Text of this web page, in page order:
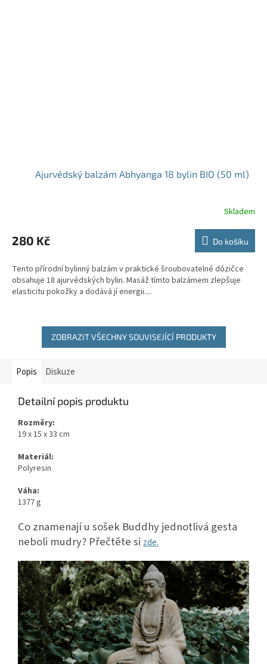
Ajurvédský balzám Abhyanga 18 bylin BIO (50 ml)
Skladem
280 Kč Do košíku
Tento přírodní bylinný balzám v praktické šroubovatelné dózičce
obsahuje 18 ajurvédských bylin. Masáž tímto balzámem zlepšuje
elasticitu pokožky a dodává jí energii....
ZOBRAZIT VŠECHNY SOUVISEJÍCÍ PRODUKTY
Popis Diskuze
Detailní popis produktu
Rozměry:
19 x 15 x 33 cm
Materiál:
Polyresin
Váha:
1377 g
Co znamenají u sošek Buddhy jednotlivá gesta
neboli mudry? Přečtěte si zde.